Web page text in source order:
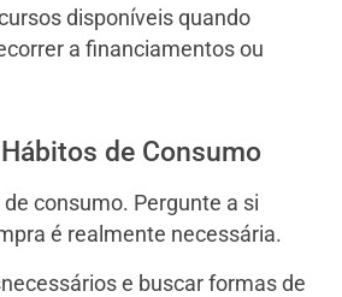
disponíveis quando
a financiamentos ou
de Consumo
consumo. Pergunte a si
é realmente necessária.
e buscar formas de